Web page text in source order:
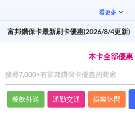
看更多
富邦鑽保卡最新刷卡優惠(2026/8/4更新)
本卡全部優惠
搜尋7,000+有富邦鑽保卡優惠的商家
餐飲外送 通勤交通 娛樂休閒